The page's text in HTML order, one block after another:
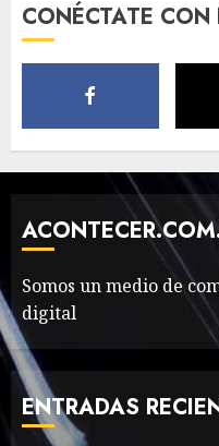
7
CONÉCTATE
Somos un medio de
digital
ENTRADAS